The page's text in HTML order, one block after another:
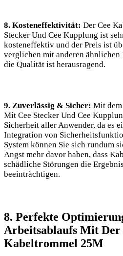
8. Kosteneffektivität: Der Cee
Stecker Und Cee Kupplung ist
kosteneffektiv und der Preis ist
verglichen mit anderen
die Qualität ist herausragend.
9. Zuverlässig & Sicher: Mit
Mit Cee Stecker Und Cee
Sicherheit aller Anwender, da es
Integration von
System können Sie sich rundum
Angst mehr davor haben, dass
schädliche Störungen die
beeinträchtigen.
8. Perfekte
Arbeitsablaufs Mit Der
Kabeltrommel 25M